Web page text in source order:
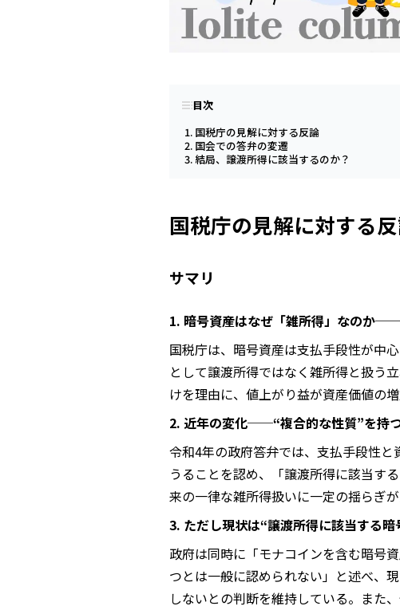
目次
国税庁の見解に対する反論
国会での答弁の変遷
結局、譲渡所得に該当するのか？
国税庁の見解に対する
サマリ
1. 暗号資産はなぜ「雑所得」なのか
国税庁は、暗号資産は支払手段性が中
として譲渡所得ではなく雑所得と扱う
けを理由に、値上がり益が資産価値の
2. 近年の変化──“複合的な性質”を持
令和4年の政府答弁では、支払手段性
うることを認め、「譲渡所得に該当す
来の一律な雑所得扱いに一定の揺らぎ
3. ただし現状は“譲渡所得に該当する
政府は同時に「モナコインを含む暗号
つとは一般に認められない」と述べ、
しないとの判断を維持している。また